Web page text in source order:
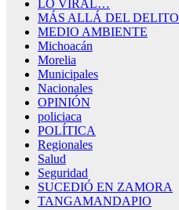
LO VIRAL…
MÁS ALLÁ DEL DELITO
MEDIO AMBIENTE
Michoacán
Morelia
Municipales
Nacionales
OPINIÓN
policiaca
POLÍTICA
Regionales
Salud
Seguridad
SUCEDIÓ EN ZAMORA
TANGAMANDAPIO